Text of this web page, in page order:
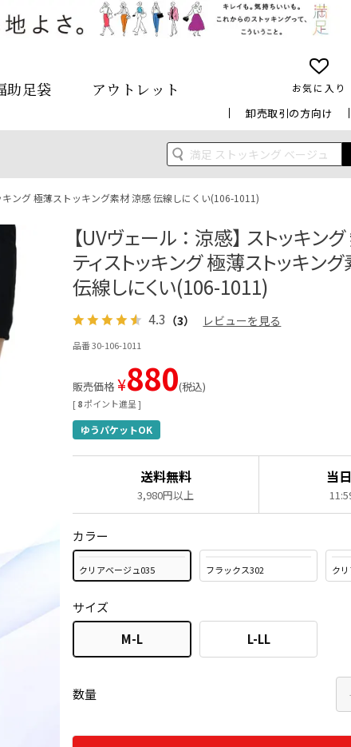
助足袋 アウトレット お気に入り
卸売取引の方向け
ング 極薄ストッキング素材 涼感 伝線しにくい(106-1011)
【UVヴェール ： 涼感】 ストッキン
ティストッキング 極薄ストッキン
伝線しにくい(106-1011)
4.3 （3） レビューを見る
品番 30-106-1011
[8ポイント進呈 ]
販売価格 ¥880 税込
ゆうパケットOK
送料無料
3,980円以上
当
カラー
クリアベージュ035 フラックス302 ク
サイズ
M-L L-LL
数量